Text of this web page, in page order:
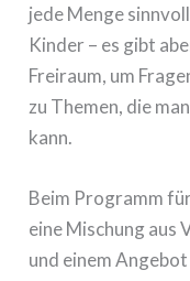
jede Menge
Kinder – es gibt
Freiraum, um
zu Themen, die
kann.
Beim Programm
eine Mischung aus
und einem